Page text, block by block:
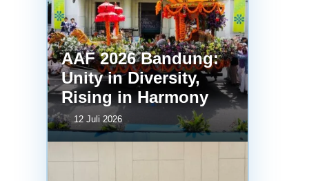
AAF 2026 Bandung:
Unity in Diversity,
Rising in Harmony
12 Juli 2026